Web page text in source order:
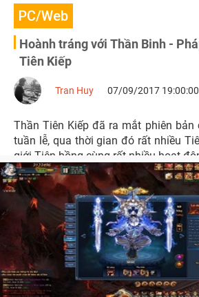
PC/Web
Hoành tráng với Thần Binh -
Tiên Kiếp
Tran Huy 07/09/2017 19:00:00
Thần Tiên Kiếp đã ra mắt phiên
tuần lễ, qua thời gian đó rất nhiều
giới Tiên bồng cùng rất nhiều hoạt